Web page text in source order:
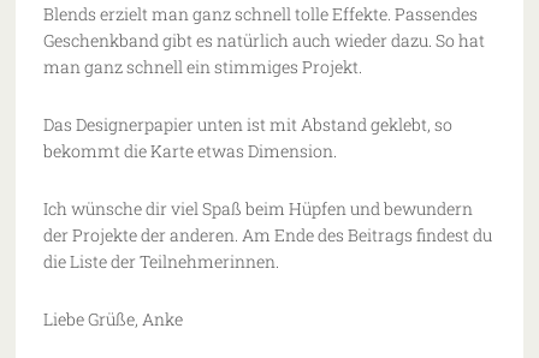
Blends erzielt man ganz schnell tolle Effekte. Passendes
Geschenkband gibt es natürlich auch wieder dazu. So hat
man ganz schnell ein stimmiges Projekt.
Das Designerpapier unten ist mit Abstand geklebt, so
bekommt die Karte etwas Dimension.
Ich wünsche dir viel Spaß beim Hüpfen und bewundern
der Projekte der anderen. Am Ende des Beitrags findest du
die Liste der Teilnehmerinnen.
Liebe Grüße, Anke